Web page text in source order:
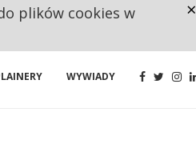
WYWIADY
plików cookies w
×